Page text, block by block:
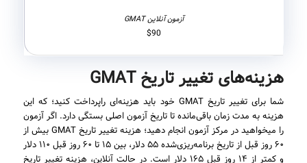
$90
هزینه‌های تغییر تاریخ GMAT
شما برای تغییر تاریخ GMAT خود باید هزینه‌ای راپرداخت کنید؛ که این
هزینه به مدت زمان باقی‌مانده تا تاریخ آزمون اصلی بستگی دارد. اگر آزمون
را میخواهید در مرکز آزمون انجام دهید؛ هزینه تغییر تاریخ GMAT بیش از
۶۰ روز قبل از تاریخ برنامه‌ریزی‌شده ۵۵ دلار، بین ۱۵ تا ۶۰ روز قبل ۱۱۰ دلار
و کمتر از ۱۴ روز قبل ۱۶۵ دلار است. در حالت آنلاین، هزینه تغییر تاریخ